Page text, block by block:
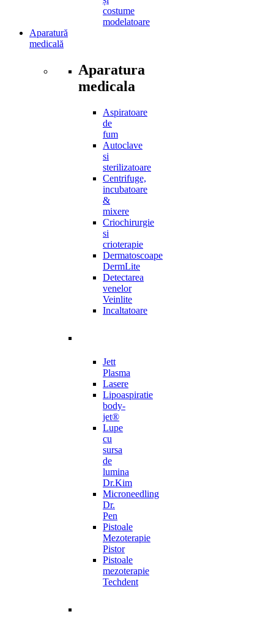
costume
modelatoare
Aparatură
medicală
Aparatura
medicala
Aspiratoare
de
fum
Autoclave
si
sterilizatoare
Centrifuge,
incubatoare
&
mixere
Criochirurgie
si
crioterapie
Dermatoscoape
DermLite
Detectarea
venelor
Veinlite
Incaltatoare
Jett
Plasma
Lasere
Lipoaspiratie
body-
jet®
Lupe
cu
sursa
de
lumina
Dr.Kim
Microneedling
Dr.
Pen
Pistoale
Mezoterapie
Pistor
Pistoale
mezoterapie
Techdent